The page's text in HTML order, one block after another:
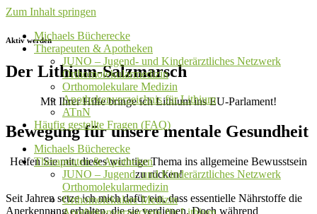
Zum Inhalt springen
Michaels Bücherecke
Therapeuten & Apotheken
JUNO – Jugend- und Kinderärztliches Netzwerk
Orthomolekularmedizin
Orthomolekulare Medizin
Apothekenverzeichnis für Lithium
ATnN
Häufig gestellte Fragen (FAQ)
Michaels Bücherecke
Therapeuten & Apotheken
JUNO – Jugend- und Kinderärztliches Netzwerk
Orthomolekularmedizin
Orthomolekulare Medizin
Aktiv werden
Der Lithium-Salzmarsch
Mit Ihrer Hilfe bringe ich Lithium ins EU-Parlament!
Bewegung für unsere mentale Gesundheit
Helfen Sie mit, dieses wichtige Thema ins allgemeine Bewusstsein
zu rücken!
Seit Jahren setze ich mich dafür ein, dass essentielle Nährstoffe die
Anerkennung erhalten, die sie verdienen. Doch während